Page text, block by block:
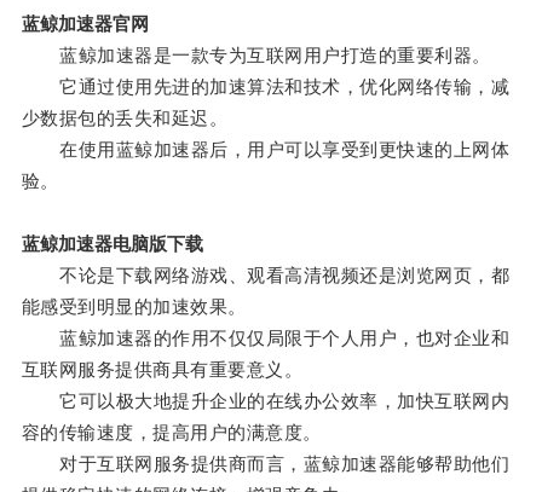
蓝鲸加速器官网
蓝鲸加速器是一款专为互联网用户打造的重要利器。
它通过使用先进的加速算法和技术，优化网络传输，减
少数据包的丢失和延迟。
在使用蓝鲸加速器后，用户可以享受到更快速的上网体
验。
蓝鲸加速器电脑版下载
不论是下载网络游戏、观看高清视频还是浏览网页，都
能感受到明显的加速效果。
蓝鲸加速器的作用不仅仅局限于个人用户，也对企业和
互联网服务提供商具有重要意义。
它可以极大地提升企业的在线办公效率，加快互联网内
容的传输速度，提高用户的满意度。
对于互联网服务提供商而言，蓝鲸加速器能够帮助他们